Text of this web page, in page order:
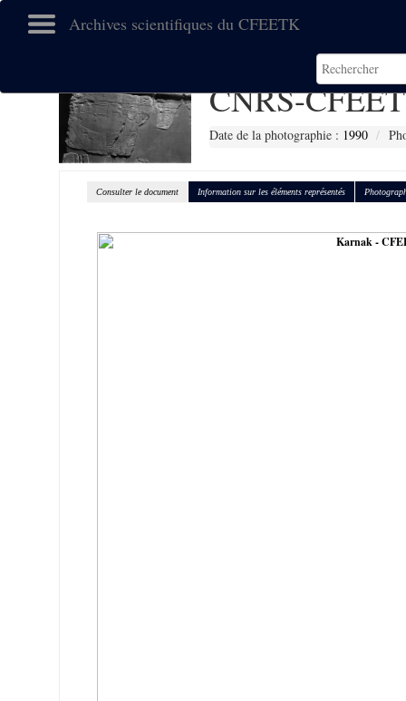
Archives scientifiques du CFEETK
CNRS-
Date de la photographie : 1990
Consulter le document Information sur les éléments représentés